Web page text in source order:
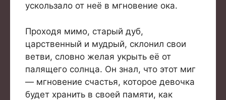
ускользало от неё в мгновение ока.
Проходя мимо, старый дуб,
царственный и мудрый, склонил свои
ветви, словно желая укрыть её от
палящего солнца. Он знал, что этот миг
— мгновение счастья, которое девочка
будет хранить в своей памяти, как